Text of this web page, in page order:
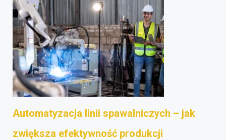
Automatyzacja linii spawalniczych – jak
zwiększa efektywność produkcji